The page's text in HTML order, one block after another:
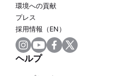
環境への貢献
プレス
採用情報（EN）
ヘルプ